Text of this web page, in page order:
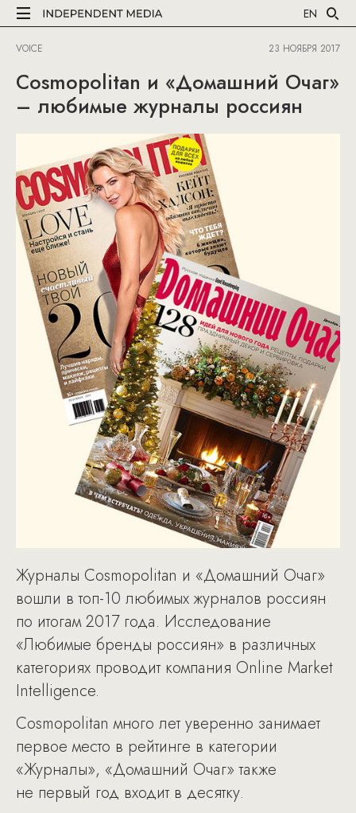
EN
VOICE 23 НОЯБРЯ 2017
Cosmopolitan и «Домашний Очаг»
– любимые журналы россиян
Журналы Cosmopolitan и «Домашний Очаг»
вошли в топ-10 любимых журналов россиян
по итогам 2017 года. Исследование
«Любимые бренды россиян» в различных
категориях проводит компания Online Market
Intelligence.
Cosmopolitan много лет уверенно занимает
первое место в рейтинге в категории
«Журналы», «Домашний Очаг» также
не первый год входит в десятку.